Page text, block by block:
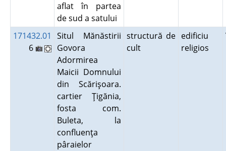
aflat în partea
de sud a satului
171432.01
6
Situl Mănăstirii
Govora
Adormirea
Maicii Domnului
din Scărişoara.
cartier Ţigănia,
fosta com.
Buleta, la
confluenţa
pâraielor
structură de
cult
edificiu
religios